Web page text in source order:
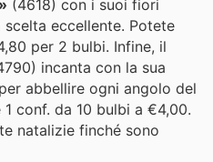
(4618) con i suoi fiori
eccellente. Potete
per 2 bulbi. Infine, il
incanta con la sua
abbellire ogni angolo del
conf. da 10 bulbi a €4,00.
natalizie finché sono